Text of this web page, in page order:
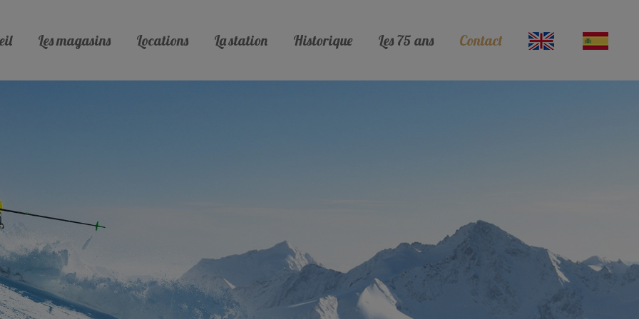
Les magasins Locations La station Historique Les 75 ans Contact